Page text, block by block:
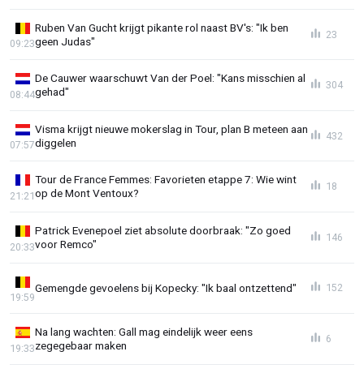
Ruben Van Gucht krijgt pikante rol naast BV's: "Ik ben
geen Judas"
09:23
23
De Cauwer waarschuwt Van der Poel: "Kans misschien al
gehad"
08:44
304
Visma krijgt nieuwe mokerslag in Tour, plan B meteen aan
diggelen
07:57
432
Tour de France Femmes: Favorieten etappe 7: Wie wint
op de Mont Ventoux?
21:21
18
Patrick Evenepoel ziet absolute doorbraak: "Zo goed
voor Remco"
20:33
146
Gemengde gevoelens bij Kopecky: "Ik baal ontzettend"
19:59
152
Na lang wachten: Gall mag eindelijk weer eens
zegegebaar maken
19:33
6